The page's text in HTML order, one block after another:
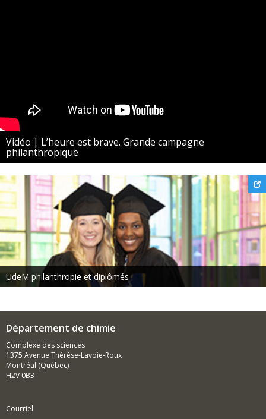
Vidéo | L’heure est brave. Grande campagne
philanthropique
UdeM philanthropie et diplômés
Département de chimie
Complexe des sciences
1375 Avenue Thérèse-Lavoie-Roux
Montréal (Québec)
H2V 0B3
Courriel